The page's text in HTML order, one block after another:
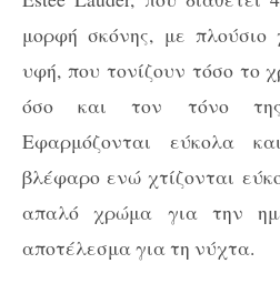
μορφή σκόνης, με πλούσιο
υφή, που τονίζουν τόσο το
όσο και τον τόνο της
Εφαρμόζονται εύκολα
βλέφαρο ενώ χτίζονται
απαλό χρώμα για την
αποτέλεσμα για τη νύχτα.